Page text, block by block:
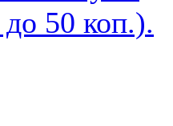
50 коп.).